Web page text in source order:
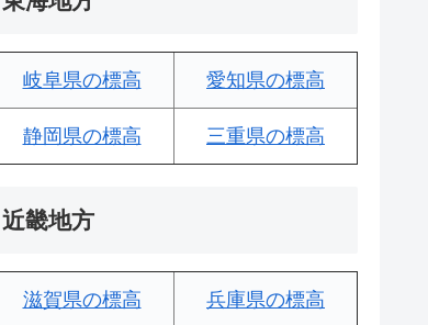
岐阜県の標高 愛知県の標高
静岡県の標高 三重県の標高
近畿地方
滋賀県の標高 兵庫県の標高